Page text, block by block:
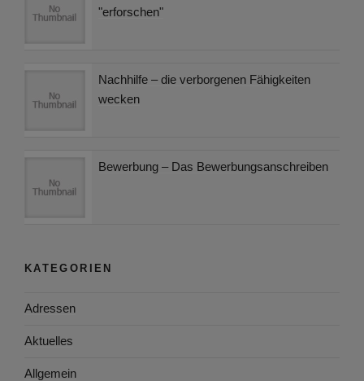
"erforschen"
Nachhilfe – die verborgenen Fähigkeiten
wecken
Bewerbung – Das Bewerbungsanschreiben
KATEGORIEN
Adressen
Aktuelles
Allgemein